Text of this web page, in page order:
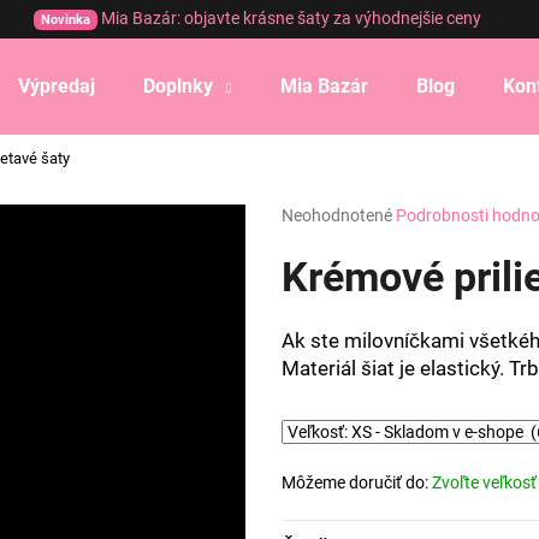
Novinka Mia Bazár: objavte krásne šaty za výhodnejšie ceny
Výpredaj Doplnky Mia Bazár Blog
šaty
Priemerné
produktu
je
5
hviezdičiek.
Neohodnotené Podrobnosti
Krémové
Ak ste milovníčkami
Materiál šiat je elastický.
Môžeme doručiť do:Zvoľte veľkosť
Čo potrebujete nájsť?
HĽADAŤ